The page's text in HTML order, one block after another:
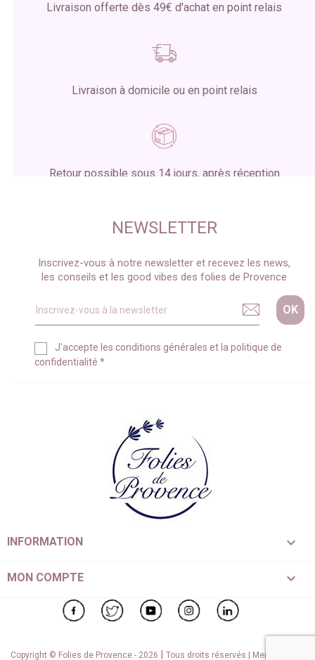
Livraison offerte dès 49€ d'achat en point relais
Livraison à domicile ou en point relais
Retour possible sous 14 jours, après réception
NEWSLETTER
Inscrivez-vous à notre newsletter et recevez les news,
les conseils et les good vibes des folies de Provence
J'accepte les conditions générales et la politique de
confidentialité *
INFORMATION 
MON COMPTE 
FacebookTwitter YouTube Instagram
Copyright © Folies de Provence - 2026 Tous droits réservés | Mentions